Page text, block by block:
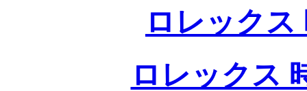
ロレックス
ロレックス